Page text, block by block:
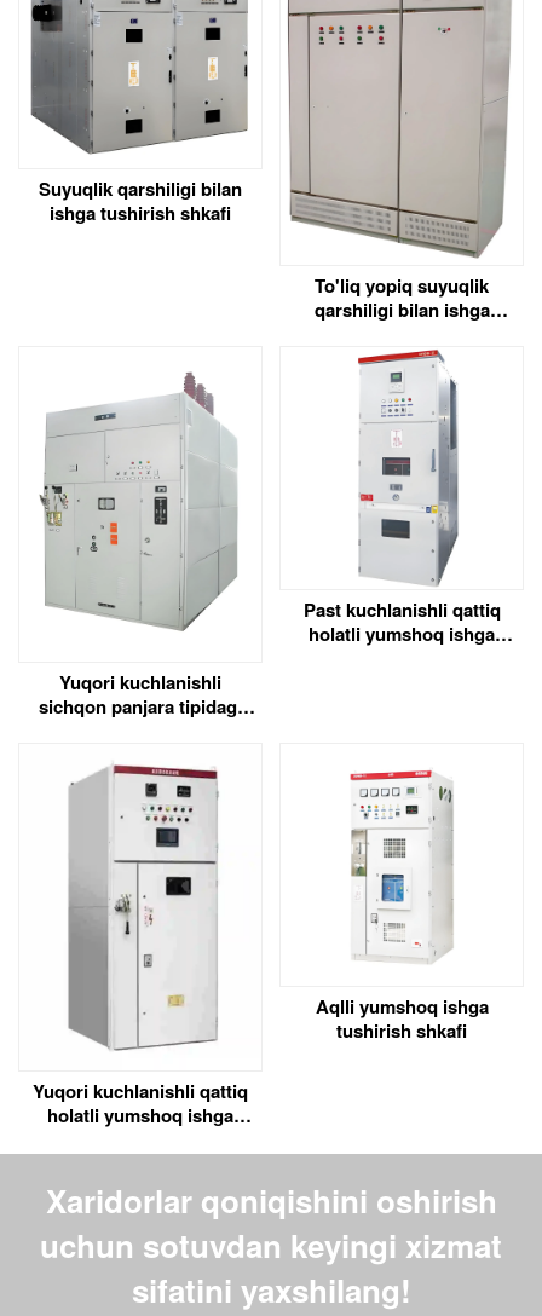
Suyuqlik qarshiligi bilan
ishga tushirish shkafi
To'liq yopiq suyuqlik
qarshiligi bilan ishga
Yuqori kuchlanishli
sichqon panjara tipidagi
Past kuchlanishli qattiq
holatli yumshoq ishga
Yuqori kuchlanishli qattiq
holatli yumshoq ishga
Aqlli yumshoq ishga
tushirish shkafi
Xaridorlar qoniqishini oshirish
uchun sotuvdan keyingi xizmat
sifatini yaxshilang!